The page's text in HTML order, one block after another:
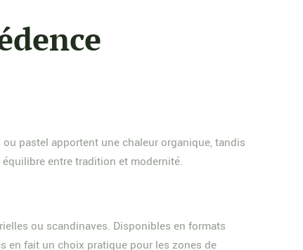
pastel apportent une chaleur organique, tandis
entre tradition et modernité.
ou scandinaves. Disponibles en formats
en fait un choix pratique pour les zones de